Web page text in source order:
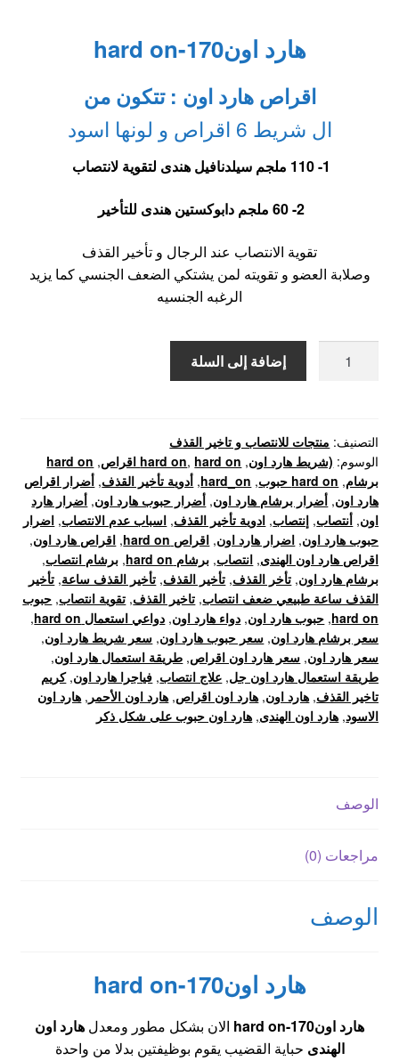
هو:
200,00 EGP.
هو:
145,00 EGP.
هارد اون170-hard on
اقراص هارد اون : تتكون من
ال شريط 6 اقراص و لونها اسود
1- 110 ملجم سيلدنافيل هندى لتقوية لانتصاب
2- 60 ملجم دابوكستين هندى للتأخير
تقوية الانتصاب عند الرجال و تأخير القذف
وصلابة العضو و تقويته لمن يشتكي الضعف الجنسي كما يزيد
الرغبه الجنسيه
on
إضافة إلى السلة
التصنيف: منتجات للانتصاب و تاخير القذف
الوسوم: (شريط هارد اون,
hard on, hard on اقراص ,
hard on
برشام, hard on حبوب ,
hard_on
, أدوية تأخير القذف, أضرار اقراص
هارد اون, أضرار برشام هارد اون, أضرار حبوب هارد اون, أضرار هارد
اون, أنتصاب, إنتصاب, ادوية تأخير القذف, اسباب عدم الانتصاب, اضرار
حبوب هارد اون, اضرار هارد اون, اقراص hard on , اقراص هارد اون,
اقراص هارد اون الهندى, انتصاب, برشام hard on , برشام انتصاب,
برشام هارد اون, تأخر القذف, تأخير القذف, تأخير القذف ساعة, تأخير
القذف ساعة طبيعي ضعف انتصاب, تاخير القذف, تقوية انتصاب, حبوب
hard on
, حبوب هارد اون, دواء هارد اون, دواعي استعمال hard on
,
سعر برشام هارد اون, سعر حبوب هارد اون, سعر شريط هارد اون,
سعر هارد اون, سعر هارد اون اقراص, طريقة استعمال هارد اون,
طريقة استعمال هارد اون جل, علاج انتصاب, فياجرا هارد اون,كريم
تاخير القذف, هارد اون, هارد اون اقراص, هارد اون الأحمر , هارد اون
الاسود, هارد اون الهندى, هارد اون حبوب على شكل ذكر
الوصف
مراجعات (0)
الوصف
هارد اون170-hard on
هارد اون170-hard on الان بشكل مطور ومعدل هارد اون
الهندى حباية القضيب يقوم بوظيفتين بدلا من واحدة